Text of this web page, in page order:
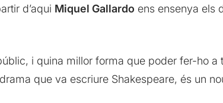
d’aqui Miquel Gallardo ens ensenya els
i quina millor forma que poder fer-ho a
que va escriure Shakespeare, és un